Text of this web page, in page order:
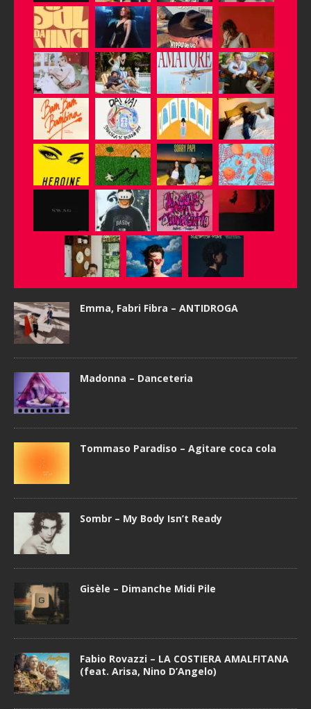
Emma, Fabri Fibra – ANTIDROGA
Madonna – Danceteria
Tommaso Paradiso – Agitare coca cola
Sombr – My Body Isn’t Ready
Gisèle – Dimanche Midi Pile
Fabio Rovazzi – LA COSTIERA AMALFITANA
(feat. Arisa, Nino D’Angelo)